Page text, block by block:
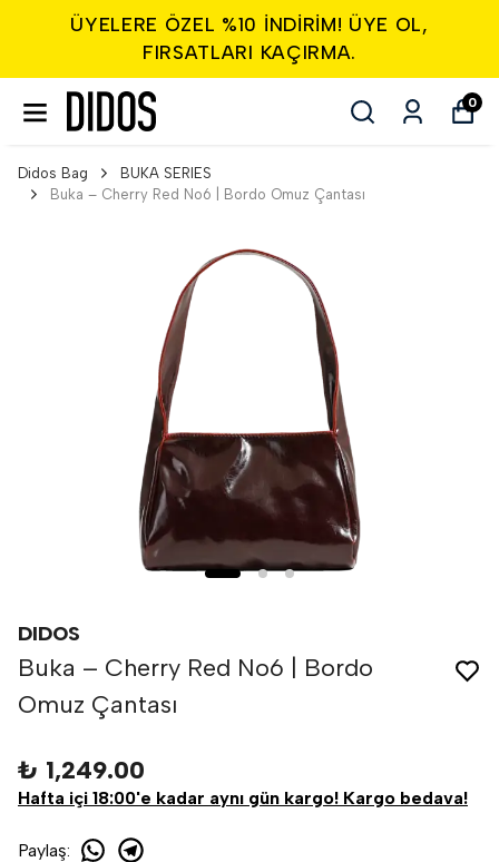
ÜYELERE ÖZEL %10 INDIRIM! ÜYE OL,
FIRSATLARI KAÇIRMA.
0
Didos Bag
BUKA SERIES
Buka – Cherry Red No6 | Bordo Omuz Çantası
DIDOS
Buka – Cherry Red No6 | Bordo
Omuz Çantası
₺ 1,249.00
Hafta içi 18:00'e kadar aynı gün kargo! Kargo bedava!
Paylaş: